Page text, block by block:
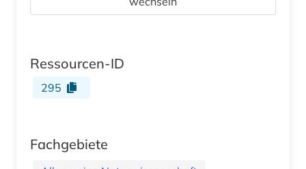
Ressourcen-ID
295
Fachgebiete